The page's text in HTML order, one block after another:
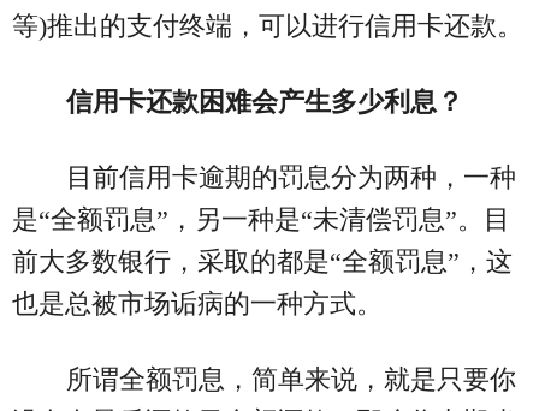
等)推出的支付终端，可以进行信用卡还款。
信用卡还款困难会产生多少利息？
目前信用卡逾期的罚息分为两种，一种
是“全额罚息”，另一种是“未清偿罚息”。目
前大多数银行，采取的都是“全额罚息”，这
也是总被市场诟病的一种方式。
所谓全额罚息，简单来说，就是只要你